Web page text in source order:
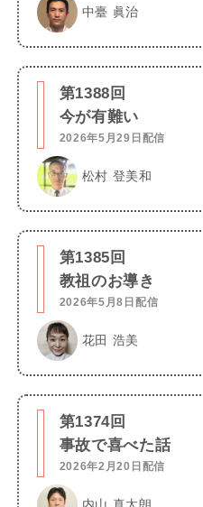
中臺 眞治
第1388回
今が有難い
2026年5月29日配信
松村 登美和
第1385回
教祖のお導き
2026年5月8日配信
花田 浩美
第1374回
事故で喜べた話
2026年2月20日配信
内山 真太朗